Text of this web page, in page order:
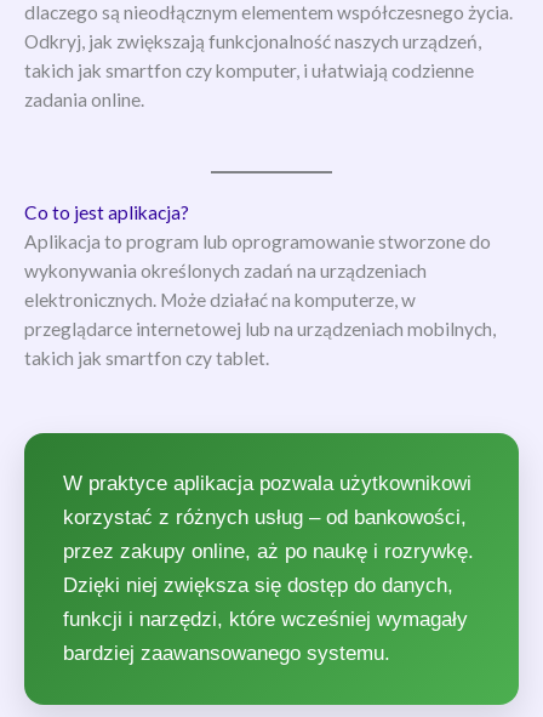
dlaczego są nieodłącznym elementem współczesnego życia.
Odkryj, jak zwiększają funkcjonalność naszych urządzeń,
takich jak smartfon czy komputer, i ułatwiają codzienne
zadania online.
Co to jest aplikacja?
Aplikacja to program lub oprogramowanie stworzone do
wykonywania określonych zadań na urządzeniach
elektronicznych. Może działać na komputerze, w
przeglądarce internetowej lub na urządzeniach mobilnych,
takich jak smartfon czy tablet.
W praktyce aplikacja pozwala użytkownikowi
korzystać z różnych usług – od bankowości,
przez zakupy online, aż po naukę i rozrywkę.
Dzięki niej zwiększa się dostęp do danych,
funkcji i narzędzi, które wcześniej wymagały
bardziej zaawansowanego systemu.